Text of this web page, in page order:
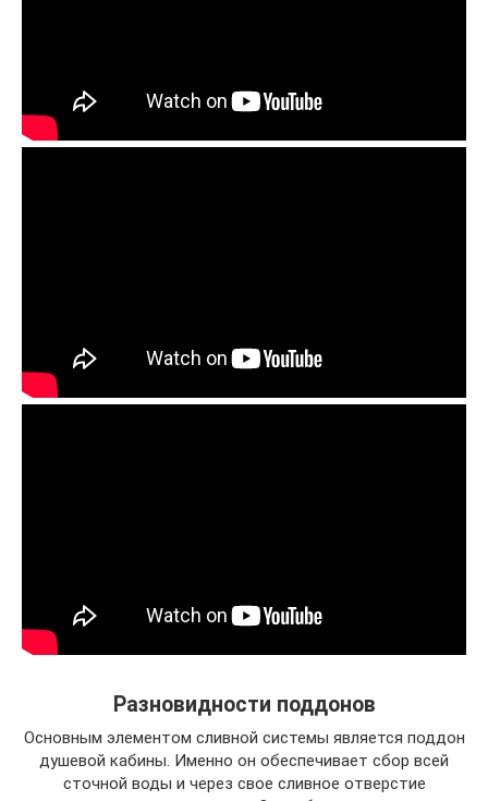
Разновидности поддонов
Основным элементом сливной системы является поддон
душевой кабины. Именно он обеспечивает сбор всей
сточной воды и через свое сливное отверстие